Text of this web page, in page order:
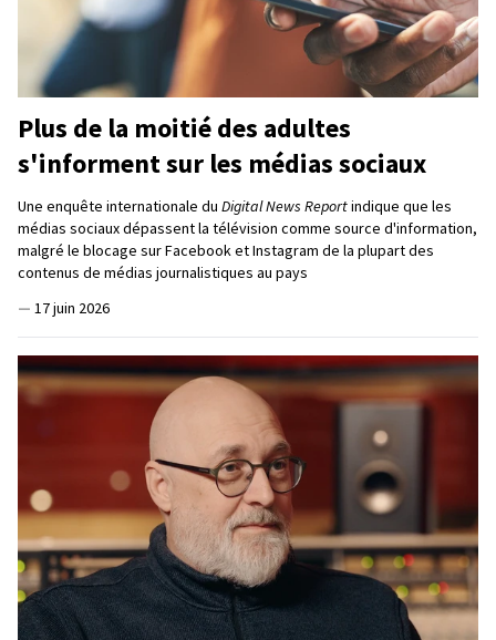
Plus de la moitié des adultes
s'informent sur les médias sociaux
Une enquête internationale du Digital News Reportindique que les
médias sociaux dépassent la télévision comme source d'information,
malgré le blocage sur Facebook et Instagram de la plupart des
contenus de médias journalistiques au pays
— 17 juin 2026